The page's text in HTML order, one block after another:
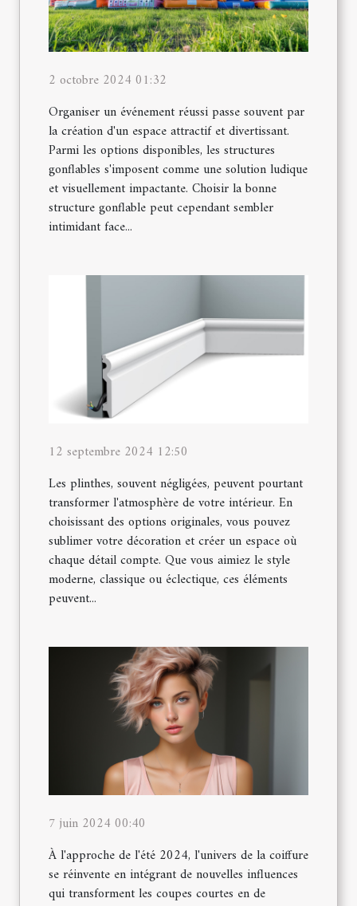
2 octobre 2024 01:32
Organiser un événement réussi passe souvent par
la création d'un espace attractif et divertissant.
Parmi les options disponibles, les structures
gonflables s'imposent comme une solution ludique
et visuellement impactante. Choisir la bonne
structure gonflable peut cependant sembler
intimidant face...
12 septembre 2024 12:50
Les plinthes, souvent négligées, peuvent pourtant
transformer l'atmosphère de votre intérieur. En
choisissant des options originales, vous pouvez
sublimer votre décoration et créer un espace où
chaque détail compte. Que vous aimiez le style
moderne, classique ou éclectique, ces éléments
peuvent...
7 juin 2024 00:40
À l'approche de l'été 2024, l'univers de la coiffure
se réinvente en intégrant de nouvelles influences
qui transforment les coupes courtes en de